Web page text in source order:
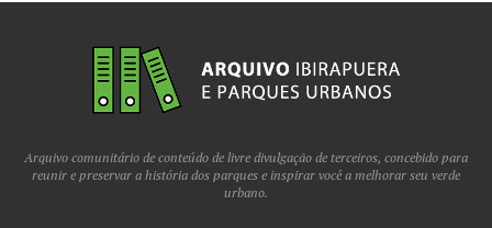
Arquivo comunitário de conteúdo de livre divulgação de terceiros, concebido para
reunir e preservar a história dos parques e inspirar você a melhorar seu verde
urbano.